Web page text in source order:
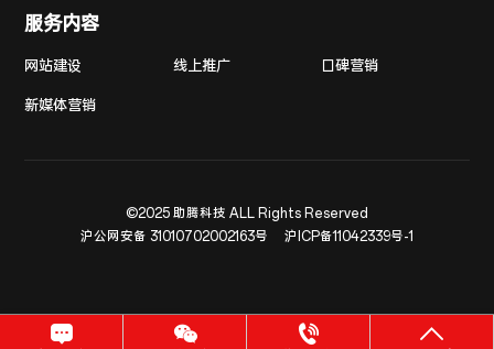
服务内容
网站建设 线上推广 口碑营销
新媒体营销
©2025 助腾科技 ALL Rights Reserved
沪公网安备 31010702002163号
沪ICP备11042339号-1